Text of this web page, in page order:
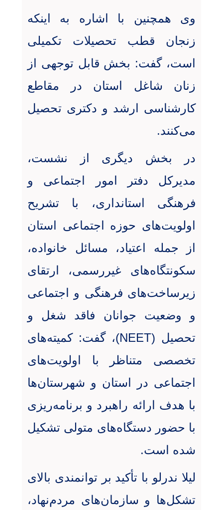
وی همچنین با اشاره به اینکه
زنجان قطب تحصیلات تکمیلی
است، گفت: بخش قابل توجهی از
زنان شاغل استان در مقاطع
کارشناسی ارشد و دکتری تحصیل
می‌کنند.
در بخش دیگری از نشست،
مدیرکل دفتر امور اجتماعی و
فرهنگی استانداری، با تشریح
اولویت‌های حوزه اجتماعی استان
از جمله اعتیاد، مسائل خانواده،
سکونتگاه‌های غیررسمی، ارتقای
زیرساخت‌های فرهنگی و اجتماعی
و وضعیت جوانان فاقد شغل و
تحصیل (NEET)
، گفت: کمیته‌های
تخصصی متناظر با اولویت‌های
اجتماعی در استان و شهرستان‌ها
با هدف ارائه راهبرد و برنامه‌ریزی
با حضور دستگاه‌های متولی تشکیل
شده است.
لیلا ندرلو با تأکید بر توانمندی بالای
تشکل‌ها و سازمان‌های مردم‌نهاد،